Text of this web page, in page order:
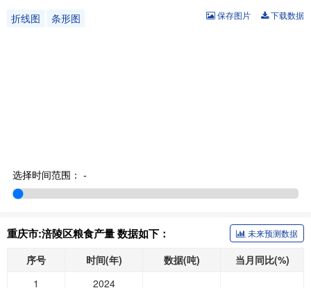
折线图 条形图 下载数据
保存图片
选择时间范围： -
重庆市:涪陵区粮食产量 数据如下： 未来预测数据
序号 时间(年) 数据(吨)
当月同比(%)
1
2024